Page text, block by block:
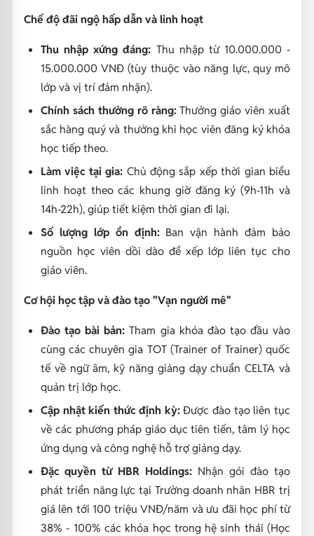
Chế độ đãi ngộ hấp dẫn và linh hoạt
Thu nhập xứng đáng: Thu nhập từ 10.000.000 -
15.000.000 VNĐ (tùy thuộc vào năng lực, quy mô
lớp và vị trí đảm nhận).
Chính sách thưởng rõ ràng:Thưởng giáo viên xuất
sắc hàng quý và thưởng khi học viên đăng ký khóa
học tiếp theo.
Làm việc tại gia: Chủ động sắp xếp thời gian biểu
linh hoạt theo các khung giờ đăng ký (9h-11h và
14h-22h), giúp tiết kiệm thời gian đi lại.
Số lượng lớp ổn định:Ban vận hành đảm bảo
nguồn học viên dồi dào để xếp lớp liên tục cho
giáo viên.
Cơ hội học tập và đào tạo "Vạn người mê"
Đào tạo bài bản: Tham gia khóa đào tạo đầu vào
cùng các chuyên gia TOT (Trainer of Trainer) quốc
tế về ngữ âm, kỹ năng giảng dạy chuẩn CELTA và
quản trị lớp học.
Cập nhật kiến thức định kỳ:Được đào tạo liên tục
về các phương pháp giáo dục tiên tiến, tâm lý học
ứng dụng và công nghệ hỗ trợ giảng dạy.
Đặc quyền từ HBR Holdings: Nhận gói đào tạo
phát triển năng lực tại Trường doanh nhân HBR trị
giá lên tới 100 triệu VNĐ/năm và ưu đãi học phí từ
38% - 100% các khóa học trong hệ sinh thái (Học